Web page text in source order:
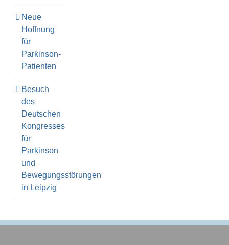
Neue
Hoffnung
für
Parkinson-
Patienten
Besuch
des
Deutschen
Kongresses
für
Parkinson
und
Bewegungsstörungen
in Leipzig